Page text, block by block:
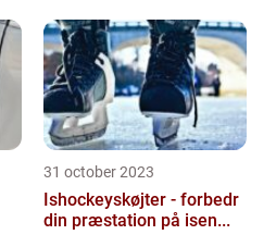
31 october 2023
Ishockeyskøjter - forbedr
din præstation på isen...